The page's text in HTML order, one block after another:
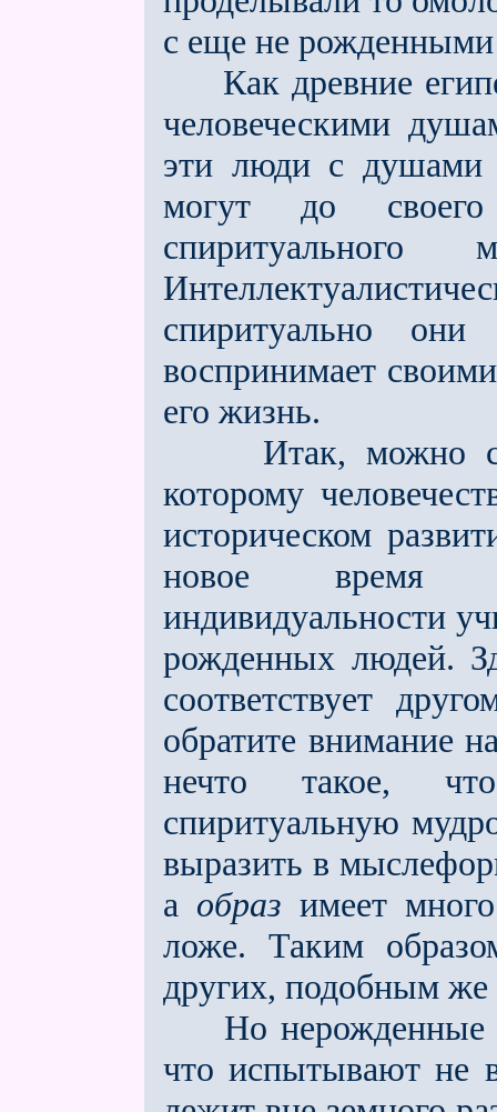
с ещe не рожденными
Как древние
человеческими
эти люди с
могут до
спиритуально
воспринимает
его жизнь.
Итак, можно
которому
историческом
новое время
индивидуальности
рожденных людей.
соответствует
обратите внимание
нечто такое,
спиритуальную
выразить в
а образ имеет
ложе. Таким
других, подобным же
Но нерожденные
что испытывают не